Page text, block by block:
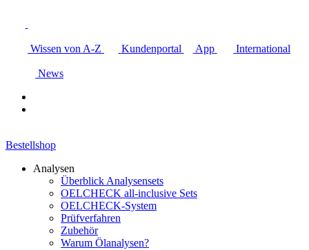
Wissen von A-Z Kundenportal App International
News
Bestellshop
Analysen
Überblick Analysensets
OELCHECK all-inclusive Sets
OELCHECK-System
Prüfverfahren
Zubehör
Warum Ölanalysen?